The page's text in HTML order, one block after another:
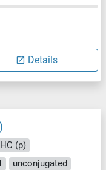
Details
(p)
unconjugated